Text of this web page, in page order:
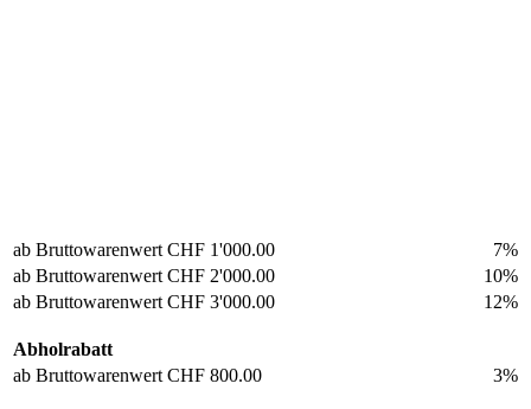
ab Bruttowarenwert CHF 1'000.00
7%
ab Bruttowarenwert CHF 2'000.00
10%
ab Bruttowarenwert CHF 3'000.00 12%
Abholrabatt
ab Bruttowarenwert CHF 800.00 3%